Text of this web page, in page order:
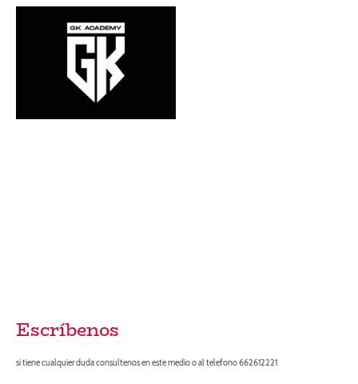
Escríbenos
si tiene cualquier duda consultenos en este medio o al telefono 662612221